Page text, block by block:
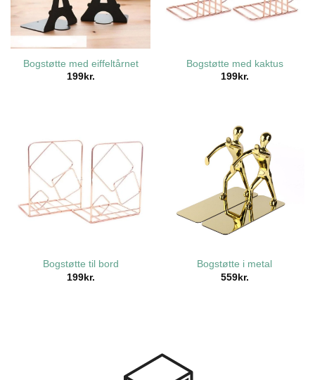
Bogstøtte med eiffeltårnet
199kr.
Bogstøtte med kaktus
199kr.
Bogstøtte til bord
199kr.
Bogstøtte i metal
559kr.